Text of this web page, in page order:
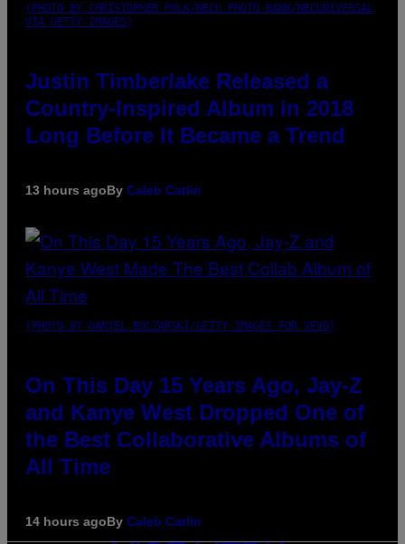
(PHOTO BY CHRISTOPHER POLK/NBCU PHOTO BANK/NBCUNIVERSAL
VIA GETTY IMAGES)
Justin Timberlake Released a
Country-Inspired Album in 2018
Long Before It Became a Trend
13 hours agoBy Caleb Catlin
(PHOTO BY DANIEL BOCZARSKI/GETTY IMAGES FOR VEVO)
On This Day 15 Years Ago, Jay-Z
and Kanye West Dropped One of
the Best Collaborative Albums of
All Time
14 hours agoBy Caleb Catlin